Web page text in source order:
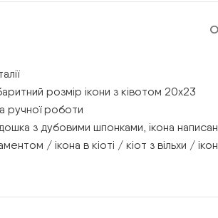
розмір ікони з ківотом 20х23
ручної роботи
з дубовими шпонками, ікона
/ ікона в кіоті / кіот з вільхи /